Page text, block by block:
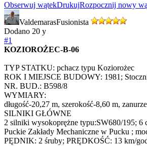
Obserwuj wątekDrukujRozpocznij nowy
ValdemarasFusionista
Dodano 20 y
#1
KOZIOROŻEC-B-06
TYP STATKU: pchacz typu Koziorożec
ROK I MIEJSCE BUDOWY: 1981;
NR. BUD.: B598/8
WYMIARY:
długość-20,27 m, szerokość-8,60 m,
SILNIKI GŁÓWNE
2 silniki wysokoprężne typu:SW680/195; 6
Puckie Zakłady Mechaniczne w Pucku ;
PĘDNIK: 2 śruby; PRĘDKOŚĆ: 13 km/